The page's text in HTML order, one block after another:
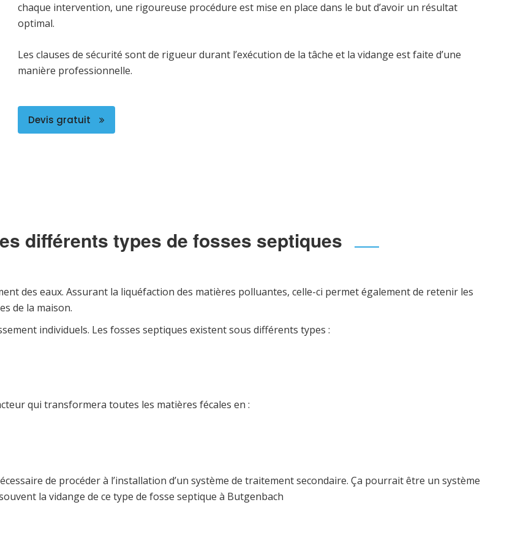
chaque intervention, une rigoureuse procédure est mise en place dans le but d’avoir un résultat
optimal.
Les clauses de sécurité sont de rigueur durant l’exécution de la tâche et la vidange est faite d’une
manière professionnelle.
Devis gratuit
différents types de fosses septiques
des eaux. Assurant la liquéfaction des matières polluantes, celle-ci permet également de retenir les
de la maison.
individuels. Les fosses septiques existent sous différents types :
qui transformera toutes les matières fécales en :
de procéder à l’installation d’un système de traitement secondaire. Ça pourrait être un système
la vidange de ce type de fosse septique à Butgenbach